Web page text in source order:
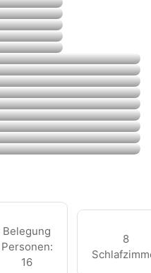
Belegung
Personen:
16
8